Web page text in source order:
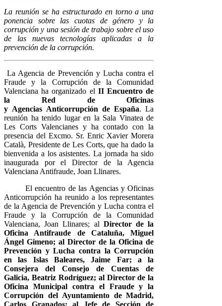
La reunión se ha estructurado en torno a una
ponencia sobre las cuotas de género y la
corrupción y una sesión de trabajo sobre el uso
de las nuevas tecnologías aplicadas a la
prevención de la corrupción.
La Agencia de Prevención y Lucha contra el
Fraude y la Corrupción de la Comunidad
Valenciana ha organizado el II Encuentro de
la Red de Oficinas
y Agencias Anticorrupción de España. La
reunión ha tenido lugar en la Sala Vinatea de
Les Corts Valencianes y ha contado con la
presencia del Excmo. Sr. Enric Xavier Morera
Català, Presidente de Les Corts, que ha dado la
bienvenida a los asistentes. La jornada ha sido
inaugurada por el Director de la Agencia
Valenciana Antifraude, Joan Llinares.
El encuentro de las Agencias y Oficinas
Anticorrupción ha reunido a los representantes
de la Agencia de Prevención y Lucha contra el
Fraude y la Corrupción de la Comunidad
Valenciana, Joan Llinares; al Director de la
Oficina Antifraude de Cataluña, Miguel
Ángel Gimeno; al Director de la Oficina de
Prevención y Lucha contra la Corrupción
en las Islas Baleares, Jaime Far; a la
Consejera del Consejo de Cuentas de
Galicia, Beatriz Rodríguez; al Director de la
Oficina Municipal contra el Fraude y la
Corrupción del Ayuntamiento de Madrid,